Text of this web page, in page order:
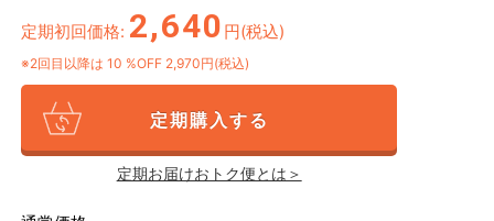
定期初回価格: 2,640 円(税込)
※2回目以降は 10 %OFF 2,970円(税込)
定期購入する
定期お届けおトク便とは＞